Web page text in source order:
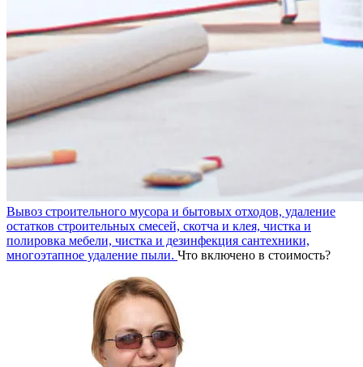
Вывоз строительного мусора и бытовых отходов, удаление
остатков строительных смесей, скотча и клея, чистка и
полировка мебели, чистка и дезинфекция сантехники,
многоэтапное удаление пыли. Что включено в стоимость?